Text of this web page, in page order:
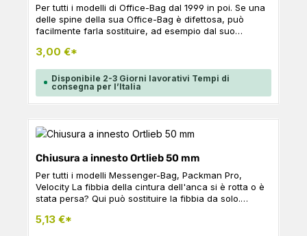
Per tutti i modelli di Office-Bag dal 1999 in poi. Se una
delle spine della sua Office-Bag è difettosa, può
facilmente farla sostituire, ad esempio dal suo
cucire
3,00 €*
Disponibile 2-3 Giorni lavorativi Tempi di
consegna per l’Italia
Chiusura a innesto Ortlieb 50 mm
Per tutti i modelli Messenger-Bag, Packman Pro,
Velocity La fibbia della cintura dell'anca si è rotta o è
stata persa? Qui può sostituire la fibbia da solo.
alloggiamento), 50 mm, nero
5,13 €*